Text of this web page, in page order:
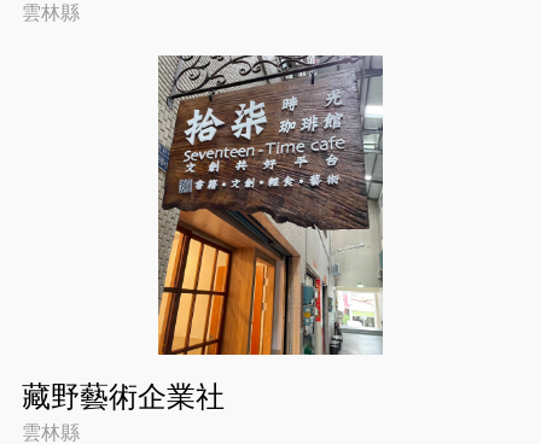
雲林縣
藏野藝術企業社
雲林縣